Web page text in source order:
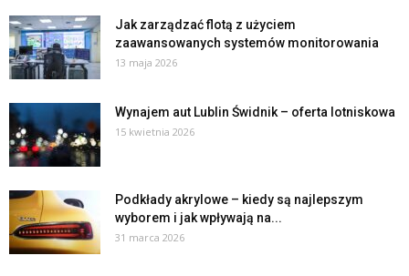
Jak zarządzać flotą z użyciem
zaawansowanych systemów monitorowania
13 maja 2026
Wynajem aut Lublin Świdnik – oferta lotniskowa
15 kwietnia 2026
Podkłady akrylowe – kiedy są najlepszym
wyborem i jak wpływają na...
31 marca 2026